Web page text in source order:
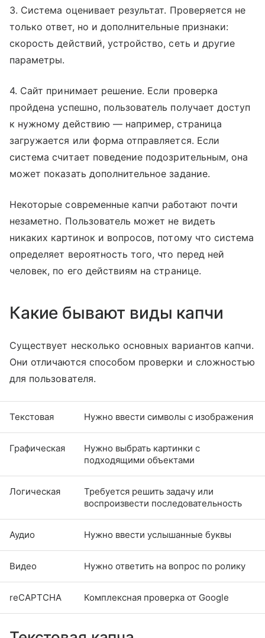
3. Система оценивает результат. Проверяется не
только ответ, но и дополнительные признаки:
скорость действий, устройство, сеть и другие
параметры.
4. Сайт принимает решение. Если проверка
пройдена успешно, пользователь получает доступ
к нужному действию — например, страница
загружается или форма отправляется. Если
система считает поведение подозрительным, она
может показать дополнительное задание.
Некоторые современные капчи работают почти
незаметно. Пользователь может не видеть
никаких картинок и вопросов, потому что система
определяет вероятность того, что перед ней
человек, по его действиям на странице.
Какие бывают виды капчи
Существует несколько основных вариантов капчи.
Они отличаются способом проверки и сложностью
для пользователя.
Текстовая Нужно ввести символы с изображения
Графическая
Нужно выбрать картинки с
подходящими объектами
Логическая
Требуется решить задачу или
воспроизвести последовательность
Аудио Нужно ввести услышанные буквы
Видео Нужно ответить на вопрос по ролику
reCAPTCHA Комплексная проверка от Google